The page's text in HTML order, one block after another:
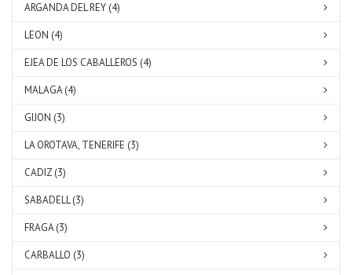
ARGANDA DEL REY (4)
LEON (4)
EJEA DE LOS CABALLEROS (4)
MALAGA (4)
GIJON (3)
LA OROTAVA, TENERIFE (3)
CADIZ (3)
SABADELL (3)
FRAGA (3)
CARBALLO (3)